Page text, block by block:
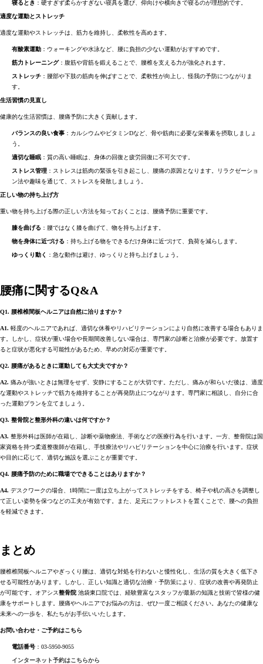
寝るとき ：硬すぎず柔らかすぎない寝具を選び、仰向けや横向きで寝るのが理想的です。
適度な運動とストレッチ
適度な運動やストレッチは、筋力を維持し、柔軟性を高めます。
有酸素運動 ：ウォーキングや水泳など、腰に負担の少ない運動がおすすめです。
筋力トレーニング：腹筋や背筋を鍛えることで、腰椎を支える力が強化されます。
ストレッチ ：腰部や下肢の筋肉を伸ばすことで、柔軟性が向上し、怪我の予防につながりま
す。
生活習慣の見直し
健康的な生活習慣は、腰痛予防に大きく貢献します。
バランスの良い食事 ：カルシウムやビタミンDなど、骨や筋肉に必要な栄養素を摂取しましょ
う。
適切な睡眠 ：質の高い睡眠は、身体の回復と疲労回復に不可欠です。
ストレス管理 ：ストレスは筋肉の緊張を引き起こし、腰痛の原因となります。リラクゼーショ
ン法や趣味を通じて、ストレスを発散しましょう。
正しい物の持ち上げ方
重い物を持ち上げる際の正しい方法を知っておくことは、腰痛予防に重要です。
膝を曲げる ：腰ではなく膝を曲げて、物を持ち上げます。
物を身体に近づける ：持ち上げる物をできるだけ身体に近づけて、負荷を減らします。
ゆっくり動く ：急な動作は避け、ゆっくりと持ち上げましょう。
腰痛に関するQ&A
Q1. 腰椎椎間板ヘルニアは自然に治りますか？
A1. 軽度のヘルニアであれば、適切な休養やリハビリテーションにより自然に改善する場合もありま
す。しかし、症状が重い場合や長期間改善しない場合は、専門家の診断と治療が必要です。放置す
ると症状が悪化する可能性があるため、早めの対応が重要です。
Q2. 腰痛があるときに運動しても大丈夫ですか？
A2. 痛みが強いときは無理をせず、安静にすることが大切です。ただし、痛みが和らいだ後は、適度
な運動やストレッチで筋力を維持することが再発防止につながります。専門家に相談し、自分に合
った運動プランを立てましょう。
Q3. 整骨院と整形外科の違いは何ですか？
A3. 整形外科は医師が在籍し、診断や薬物療法、手術などの医療行為を行います。一方、整骨院は国
家資格を持つ柔道整復師が在籍し、手技療法やリハビリテーションを中心に治療を行います。症状
や目的に応じて、適切な施設を選ぶことが重要です。
Q4. 腰痛予防のために職場でできることはありますか？
A4. デスクワークの場合、1時間に一度は立ち上がってストレッチをする、椅子や机の高さを調整し
て正しい姿勢を保つなどの工夫が有効です。また、足元にフットレストを置くことで、腰への負担
を軽減できます。
まとめ
腰椎椎間板ヘルニアやぎっくり腰は、適切な対処を行わないと慢性化し、生活の質を大きく低下さ
せる可能性があります。しかし、正しい知識と適切な治療・予防策により、症状の改善や再発防止
が可能です。オアシス整骨院 池袋東口院では、経験豊富なスタッフが最新の知識と技術で皆様の健
康をサポートします。腰痛やヘルニアでお悩みの方は、ぜひ一度ご相談ください。あなたの健康な
未来への一歩を、私たちがお手伝いいたします。
お問い合わせ・ご予約はこちら
電話番号 ：03-5950-9055
インターネット予約はこちらから